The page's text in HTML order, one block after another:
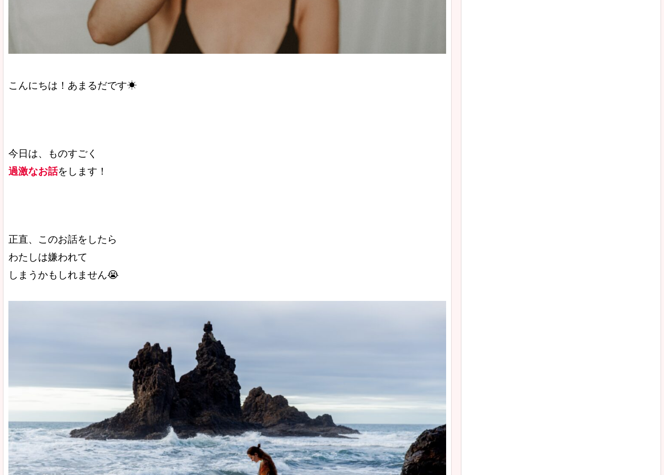
こんにちは！あまるだです☀
今日は、ものすごく
過激なお話をします！
正直、このお話をしたら
わたしは嫌われて
しまうかもしれません😭